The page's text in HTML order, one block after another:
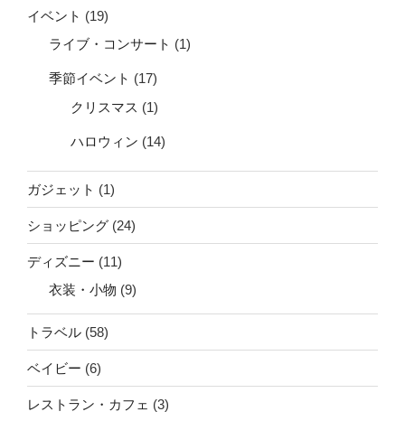
イベント (19)
ライブ・コンサート (1)
季節イベント (17)
クリスマス (1)
ハロウィン (14)
ガジェット (1)
ショッピング (24)
ディズニー (11)
衣装・小物 (9)
トラベル (58)
ベイビー (6)
レストラン・カフェ (3)